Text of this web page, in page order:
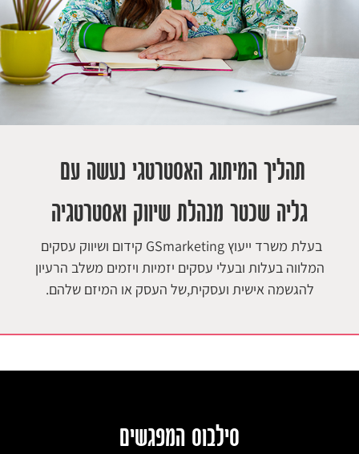
תהליך המיתוג האסטרטגי נעשה עם
גליה שכטר מנהלת שיווק ואסטרטגיה
בעלת משרד ייעוץ GSmarketing קידום ושיווק עסקים
המלווה בעלות ובעלי עסקים יזמיות ויזמים משלב הרעיון
להגשמה אישית ועסקית,של העסק או המיזם שלהם.
סילבוס המפגשים